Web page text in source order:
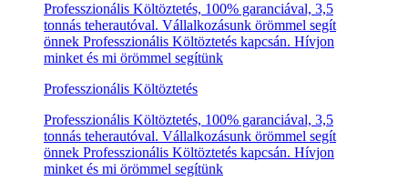
Professzionális Költöztetés, 100% garanciával, 3,5
tonnás teherautóval. Vállalkozásunk örömmel segít
önnek Professzionális Költöztetés kapcsán. Hívjon
minket és mi örömmel segítünk
Professzionális Költöztetés
Professzionális Költöztetés, 100% garanciával, 3,5
tonnás teherautóval. Vállalkozásunk örömmel segít
önnek Professzionális Költöztetés kapcsán. Hívjon
minket és mi örömmel segítünk